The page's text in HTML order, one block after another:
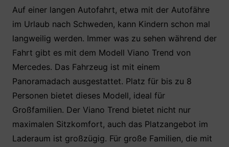
Auf einer langen Autofahrt, etwa mit der Autofähre
im Urlaub nach Schweden, kann Kindern schon mal
langweilig werden. Immer was zu sehen während der
Fahrt gibt es mit dem Modell Viano Trend von
Mercedes. Das Fahrzeug ist mit einem
Panoramadach ausgestattet. Platz für bis zu 8
Personen bietet dieses Modell, ideal für
Großfamilien. Der Viano Trend bietet nicht nur
maximalen Sitzkomfort, auch das Platzangebot im
Laderaum ist großzügig. Für große Familien, die mit